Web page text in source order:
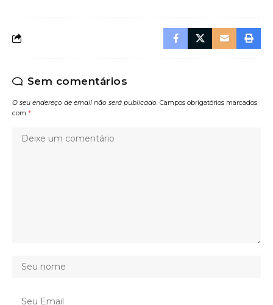
Sem comentários
O seu endereço de email não será publicado. Campos obrigatórios marcados
com *